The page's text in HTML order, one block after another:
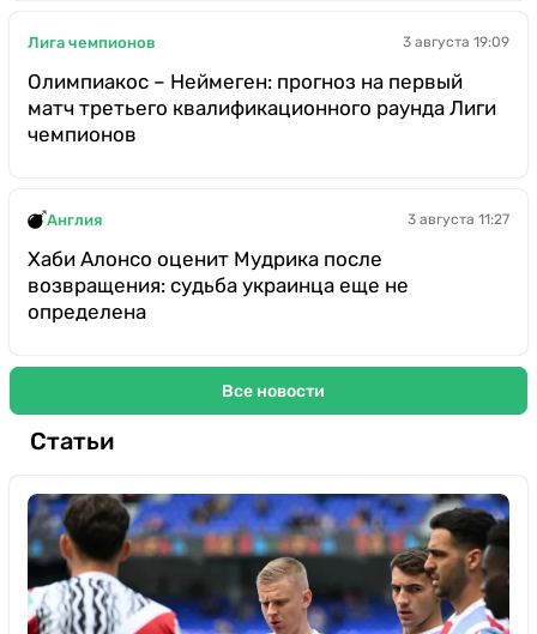
Лига чемпионов 3 августа 19:09
Олимпиакос – Неймеген: прогноз на первый
матч третьего квалификационного раунда Лиги
чемпионов
Англия 3 августа 11:27
Хаби Алонсо оценит Мудрика после
возвращения: судьба украинца еще не
определена
Все новости
Статьи